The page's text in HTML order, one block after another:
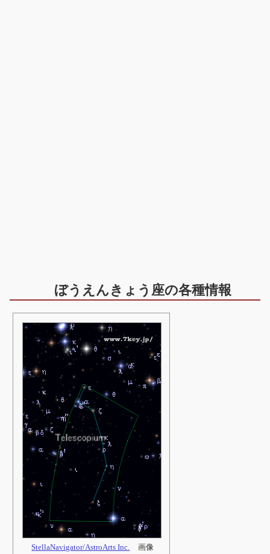
ぼうえんきょう座の各種情報
StellaNavigator/AstroArts Inc.
画像